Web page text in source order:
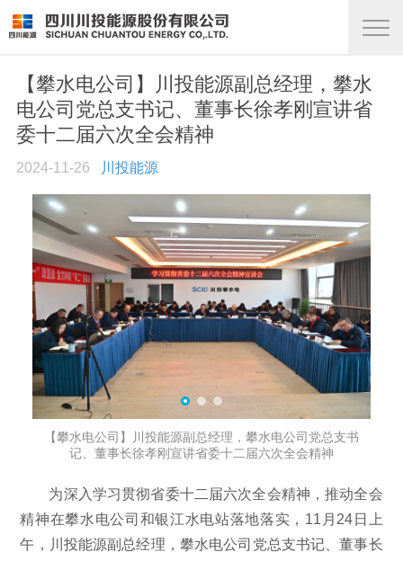
【攀水电公司】川投能源副总经理，攀水
电公司党总支书记、董事长徐孝刚宣讲省
委十二届六次全会精神
2024-11-26 川投能源
【攀水电公司】川投能源副总经理，攀水电公司党总支书
记、董事长徐孝刚宣讲省委十二届六次全会精神
为深入学习贯彻省委十二届六次全会精神，推动全会
精神在攀水电公司和银江水电站落地落实，11月24日上
午，川投能源副总经理，攀水电公司党总支书记、董事长